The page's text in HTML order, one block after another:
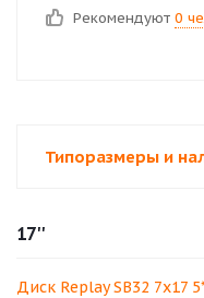
Рекомендуют 0
Типоразмеры и
17''
Диск Replay SB32 7x17